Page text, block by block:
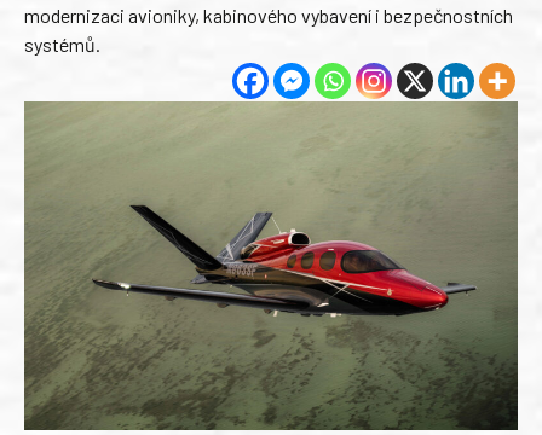
modernizaci avioniky, kabinového vybavení i bezpečnostních
systémů.